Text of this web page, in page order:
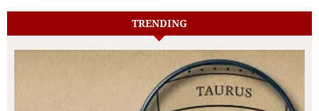
TRENDING